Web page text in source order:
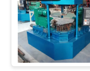
VR
SHOW